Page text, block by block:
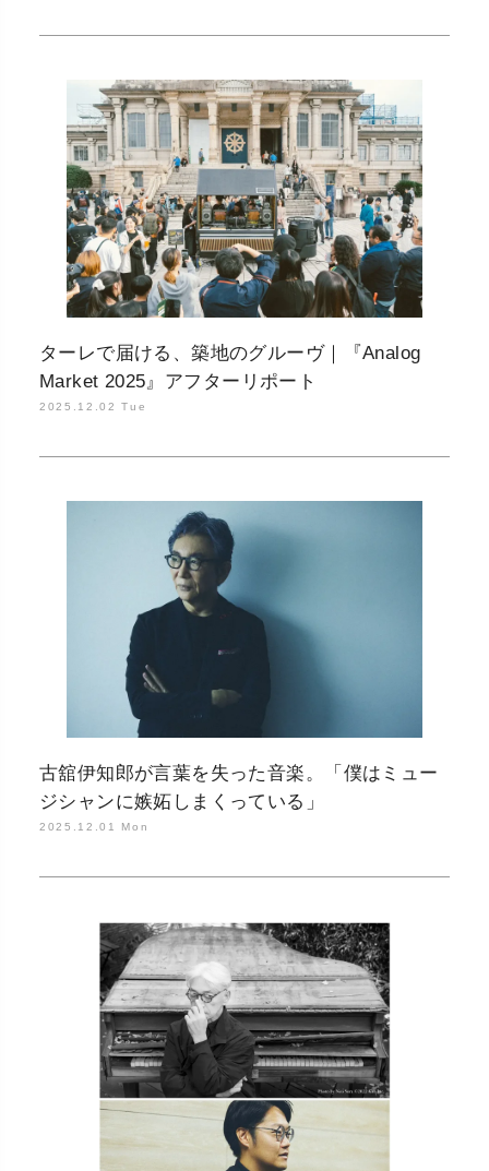
ターレで届ける、築地のグルーヴ｜『Analog
Market 2025』アフターリポート
2025.12.02 Tue
古舘伊知郎が言葉を失った音楽。「僕はミュー
ジシャンに嫉妬しまくっている」
2025.12.01 Mon